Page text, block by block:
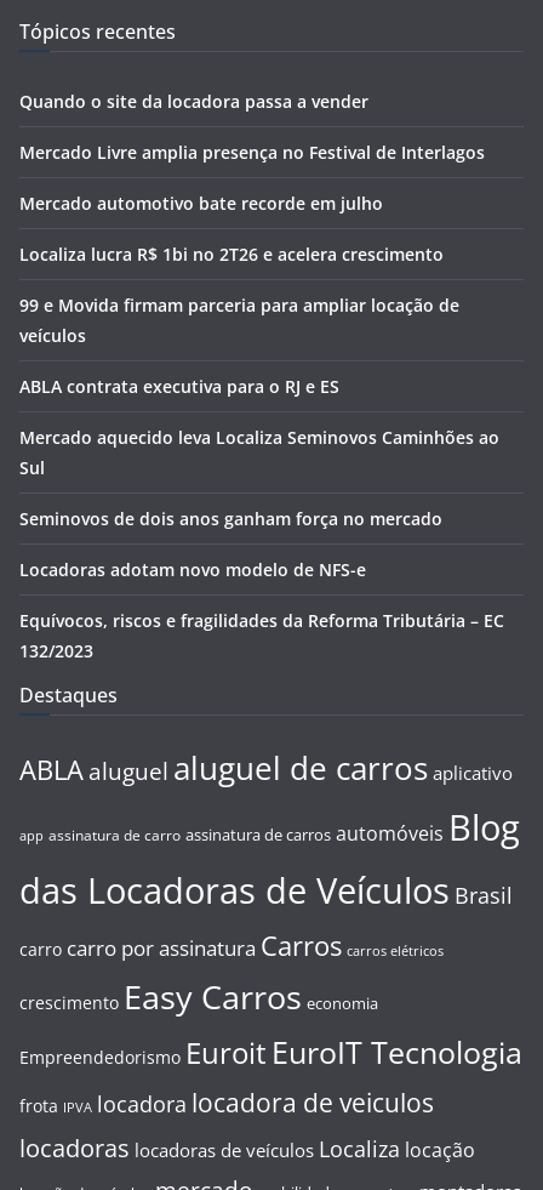
Tópicos recentes
Quando o site da locadora passa a vender
Mercado Livre amplia presença no Festival de Interlagos
Mercado automotivo bate recorde em julho
Localiza lucra R$ 1bi no 2T26 e acelera crescimento
99 e Movida firmam parceria para ampliar locação de
veículos
ABLA contrata executiva para o RJ e ES
Mercado aquecido leva Localiza Seminovos Caminhões ao
Sul
Seminovos de dois anos ganham força no mercado
Locadoras adotam novo modelo de NFS-e
Equívocos, riscos e fragilidades da Reforma Tributária – EC
132/2023
Destaques
ABLA aluguel aluguel de carros aplicativo
app assinatura de carro assinatura de carros automóveis Blog
das Locadoras de Veículos Brasil
carro carro por assinatura Carros carros elétricos
crescimento Easy Carros economia
Empreendedorismo Euroit EuroIT Tecnologia
frota IPVA locadora locadora de veiculos
locadoras locadoras de veículos Localiza locação